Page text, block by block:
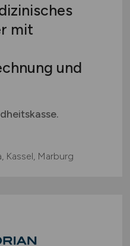
mit
und
Kassel, Marburg